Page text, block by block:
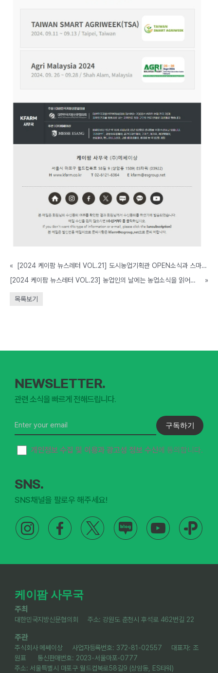
«
[2024 케이팜 뉴스레터 VOL.21] 도시농업기획관 OPEN소식과 스마트농업 인재 육성 자격증 도입 소식 보고가세요!
[2024 케이팜 뉴스레터 VOL.23] 농업인의 날에는 농업소식을 읽어보세요! 귀농귀촌 전문가에게 무료로 상담받는 방법 보고가세요!
»
목록보기
NEWSLETTER.
관련 소식을 빠르게 전해드립니다.
구독하기
개인정보 수집 및 이용과 광고성 정보 수신에 동의합니다.
SNS.
SNS채널을 팔로우 해주세요!
케이팜 사무국
주최
대한민국지방신문협의회 주소: 강원도 춘천시 후석로 462번길 22
주관
주식회사 메쎄이상 사업자등록번호: 372-81-02557 대표자: 조
원표 통신판매번호: 2023-서울마포-0777
주소: 서울특별시 마포구 월드컵북로58길9 (상암동, ES타워)